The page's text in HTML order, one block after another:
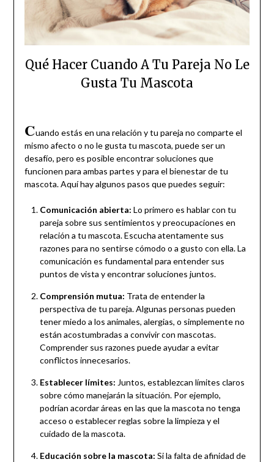
Qué Hacer Cuando A Tu Pareja No Le
Gusta Tu Mascota
Cuando estás en una relación y tu pareja no comparte el
mismo afecto o no le gusta tu mascota, puede ser un
desafío, pero es posible encontrar soluciones que
funcionen para ambas partes y para el bienestar de tu
mascota. Aquí hay algunos pasos que puedes seguir:
Comunicación abierta: Lo primero es hablar con tu
pareja sobre sus sentimientos y preocupaciones en
relación a tu mascota. Escucha atentamente sus
razones para no sentirse cómodo o a gusto con ella. La
comunicación es fundamental para entender sus
puntos de vista y encontrar soluciones juntos.
Comprensión mutua: Trata de entender la
perspectiva de tu pareja. Algunas personas pueden
tener miedo a los animales, alergias, o simplemente no
están acostumbradas a convivir con mascotas.
Comprender sus razones puede ayudar a evitar
conflictos innecesarios.
Establecer límites: Juntos, establezcan límites claros
sobre cómo manejarán la situación. Por ejemplo,
podrían acordar áreas en las que la mascota no tenga
acceso o establecer reglas sobre la limpieza y el
cuidado de la mascota.
Educación sobre la mascota: Si la falta de afinidad de